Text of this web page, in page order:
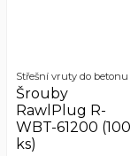
Střešní vruty do betonu
Šrouby
RawlPlug R-
WBT-61200 (100
ks)